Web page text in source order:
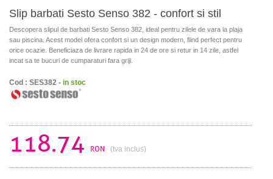
Slip barbati Sesto Senso 382 - confort si stil
Descopera slipul de barbati Sesto Senso 382, ideal pentru zilele de vara la plaja
sau piscina. Acest model ofera confort si un design modern, fiind perfect pentru
orice ocazie. Beneficiaza de livrare rapida in 24 de ore si retur in 14 zile, astfel
incat sa te bucuri de cumparaturi fara griji.
Cod : SES382 - in stoc
118.74 RON (tva inclus)